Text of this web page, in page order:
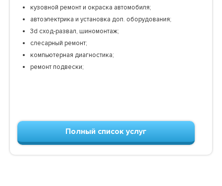
кузовной ремонт и окраска автомобиля;
автоэлектрика и установка доп. оборудования;
3d сход-развал, шиномонтаж;
слесарный ремонт;
компьютерная диагностика;
ремонт подвески;
Полный список услуг